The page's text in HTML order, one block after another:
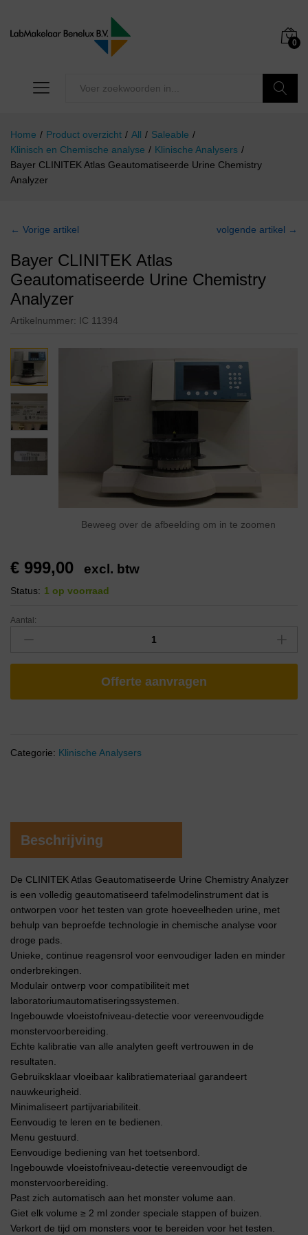
0
Home / Product overzicht / All / Saleable /
Klinisch en Chemische analyse / Klinische Analysers /
Bayer CLINITEK Atlas Geautomatiseerde Urine Chemistry
Analyzer
← Vorige artikel volgende artikel →
Bayer CLINITEK Atlas
Geautomatiseerde Urine Chemistry
Analyzer
Artikelnummer: IC 11394
Beweeg over de afbeelding om in te zoomen
€ 999,00 excl. btw
Status: 1 op voorraad
Aantal:
Offerte aanvragen
Categorie: Klinische Analysers
Beschrijving
De CLINITEK Atlas Geautomatiseerde Urine Chemistry Analyzer
is een volledig geautomatiseerd tafelmodelinstrument dat is
ontworpen voor het testen van grote hoeveelheden urine, met
behulp van beproefde technologie in chemische analyse voor
droge pads.
Unieke, continue reagensrol voor eenvoudiger laden en minder
onderbrekingen.
Modulair ontwerp voor compatibiliteit met
laboratoriumautomatiseringssystemen.
Ingebouwde vloeistofniveau-detectie voor vereenvoudigde
monstervoorbereiding.
Echte kalibratie van alle analyten geeft vertrouwen in de
resultaten.
Gebruiksklaar vloeibaar kalibratiemateriaal garandeert
nauwkeurigheid.
Minimaliseert partijvariabiliteit.
Eenvoudig te leren en te bedienen.
Menu gestuurd.
Eenvoudige bediening van het toetsenbord.
Ingebouwde vloeistofniveau-detectie vereenvoudigt de
monstervoorbereiding.
Past zich automatisch aan het monster volume aan.
Giet elk volume ≥ 2 ml zonder speciale stappen of buizen.
Verkort de tijd om monsters voor te bereiden voor het testen.